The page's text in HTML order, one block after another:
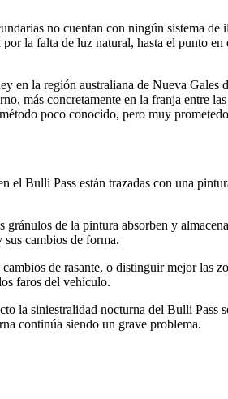
no cuentan con ningún sistema
la falta de luz natural, hasta el punto en
en la región australiana de Nueva Gales
más concretamente en la franja entre
poco conocido, pero muy
el Bulli Pass están trazadas con una
de la pintura absorben y
cambios de forma.
de rasante, o distinguir mejor las
faros del vehículo.
la siniestralidad nocturna del Bulli Pass
continúa siendo un grave problema.